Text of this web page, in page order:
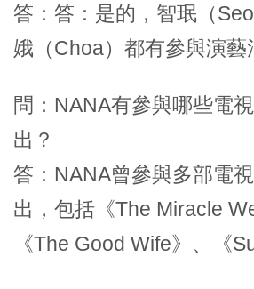
答：答：是的，智珉（
娥（Choa）都有參與演藝
問：NANA有參與哪些電
出？
答：NANA曾參與多部電
出，包括《The Miracle
《The Good Wife》、《